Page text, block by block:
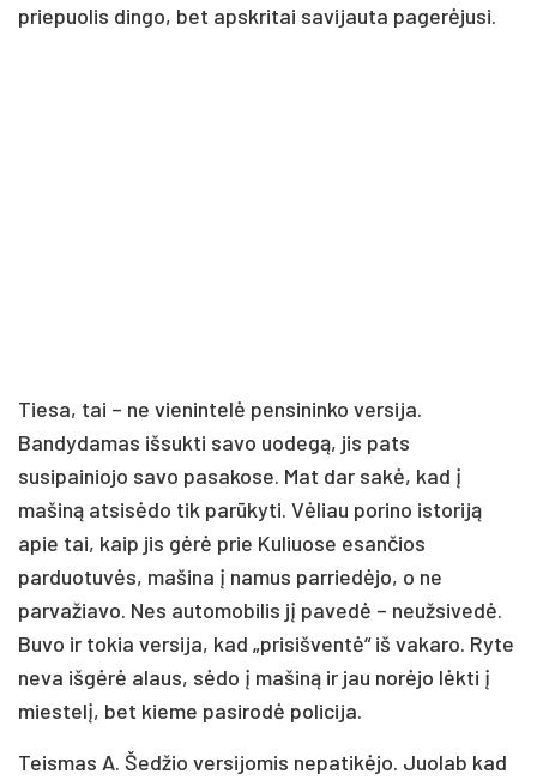
priepuolis dingo, bet apskritai savijauta pagerėjusi.
Tiesa, tai – ne vienintelė pensininko versija.
Bandydamas išsukti savo uodegą, jis pats
susipainiojo savo pasakose. Mat dar sakė, kad į
mašiną atsisėdo tik parūkyti. Vėliau porino istoriją
apie tai, kaip jis gėrė prie Kuliuose esančios
parduotuvės, mašina į namus parriedėjo, o ne
parvažiavo. Nes automobilis jį pavedė – neužsivedė.
Buvo ir tokia versija, kad „prisišventė“ iš vakaro. Ryte
neva išgėrė alaus, sėdo į mašiną ir jau norėjo lėkti į
miestelį, bet kieme pasirodė policija.
Teismas A. Šedžio versijomis nepatikėjo. Juolab kad